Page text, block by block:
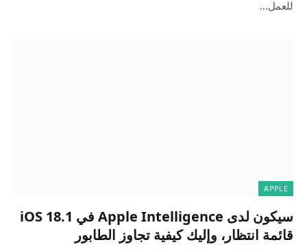
للعمل…
APPLE
سيكون لدى Apple Intelligence في iOS 18.1
قائمة انتظار، وإليك كيفية تجاوز الطابور